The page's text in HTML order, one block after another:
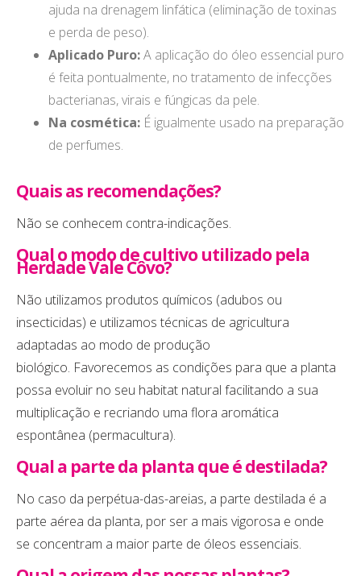
ajuda na drenagem linfática (eliminação de toxinas
e perda de peso).
Aplicado Puro:A aplicação do óleo essencial puro
é feita pontualmente, no tratamento de infecções
bacterianas, virais e fúngicas da pele.
Na cosmética: É igualmente usado na preparação
de perfumes.
Quais as recomendações?
Não se conhecem contra-indicações.
Qual o modo de cultivo utilizado pela
Herdade Vale Côvo?
Não utilizamos produtos químicos (adubos ou
insecticidas) e utilizamos técnicas de agricultura
adaptadas ao modo de produção
biológico. Favorecemos as condições para que a planta
possa evoluir no seu habitat natural facilitando a sua
multiplicação e recriando uma flora aromática
espontânea (permacultura).
Qual a parte da planta que é destilada?
No caso da perpétua-das-areias, a parte destilada é a
parte aérea da planta, por ser a mais vigorosa e onde
se concentram a maior parte de óleos essenciais.